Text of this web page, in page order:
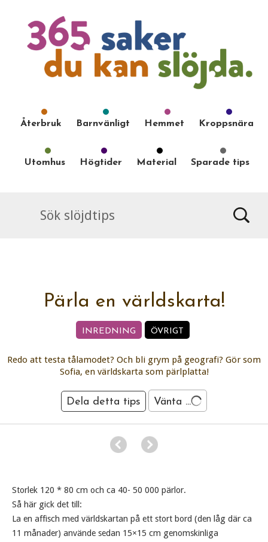
Återbruk Barnvänligt Hemmet Kroppsnära
Utomhus Högtider Material Sparade tips
Pärla en världskarta!
INREDNING ÖVRIGT
Redo att testa tålamodet? Och bli grym på geografi? Gör som
Sofia, en världskarta som pärlplatta!
Dela detta tips Vänta ...
Storlek 120 * 80 cm och ca 40- 50 000 pärlor.
Så här gick det till:
La en affisch med världskartan på ett stort bord (den låg där ca
11 månader) använde sedan 15×15 cm genomskinliga